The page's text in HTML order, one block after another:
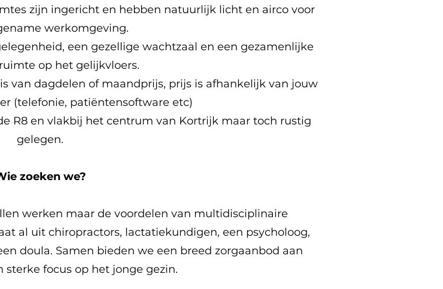
zijn ingericht en hebben natuurlijk licht en airco voor
werkomgeving.
een gezellige wachtzaal en een gezamenlijke
op het gelijkvloers.
van dagdelen of maandprijs, prijs is afhankelijk van jouw
(telefonie, patiëntensoftware etc)
R8 en vlakbij het centrum van Kortrijk maar toch rustig
gelegen.
zoeken we?
werken maar de voordelen van multidisciplinaire
al uit chiropractors, lactatiekundigen, een psycholoog,
doula. Samen bieden we een breed zorgaanbod aan
sterke focus op het jonge gezin.